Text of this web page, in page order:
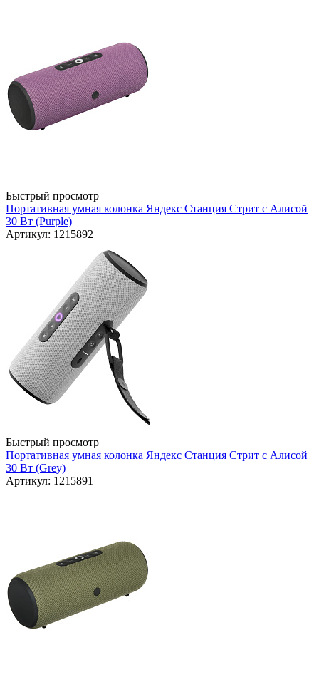
Быстрый просмотр
Портативная умная колонка Яндекс Станция Стрит с Алисой
30 Вт (Purple)
Артикул: 1215892
Быстрый просмотр
Портативная умная колонка Яндекс Станция Стрит с Алисой
30 Вт (Grey)
Артикул: 1215891